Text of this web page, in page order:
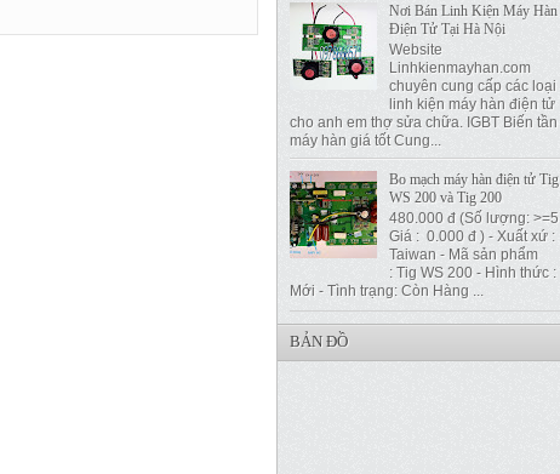
Nơi Bán Linh Kiện Máy Hàn
Điện Tử Tại Hà Nội
Website
Linhkienmayhan.com
chuyên cung cấp các loại
linh kiện máy hàn điện tử
cho anh em thợ sửa chữa. IGBT Biến tần
máy hàn giá tốt Cung...
Bo mạch máy hàn điện tử Tig
WS 200 và Tig 200
480.000 đ (Số lượng: >=5
Giá : 0.000 đ ) - Xuất xứ :
Taiwan - Mã sản phẩm
: Tig WS 200 - Hình thức :
Mới - Tình trạng: Còn Hàng ...
BẢN ĐỒ